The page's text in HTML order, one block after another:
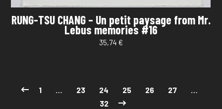
RUNG-TSU CHANG – Un petit paysage from Mr.
Lebus memories #16
35,74 €
1 … 23 24 25 26 27
…
32